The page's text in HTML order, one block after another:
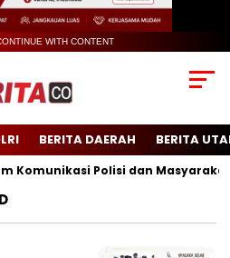
WITH CONTENT
BERITA DAERAH BERITA
Polisi dan Masyarakat